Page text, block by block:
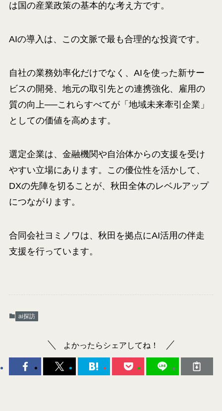
は国の産業政策の基本的な考え方です。
AIの導入は、この文脈で最も合理的な投資です。
自社の業務効率化だけでなく、AIを使った新サー
ビスの開発、地元の取引先との連携強化、雇用の
質の向上──これらすべてが「地域未来牽引企業」
としての価値を高めます。
選定企業は、金融機関や自治体からの支援を受け
やすい立場にあります。この優位性を活かして、
DXの先陣を切ることが、秋田全体のレベルアップ
につながります。
合同会社ヨミノワは、秋田を拠点にAI活用の伴走
支援を行っています。
ai探訪
よかったらシェアしてね！